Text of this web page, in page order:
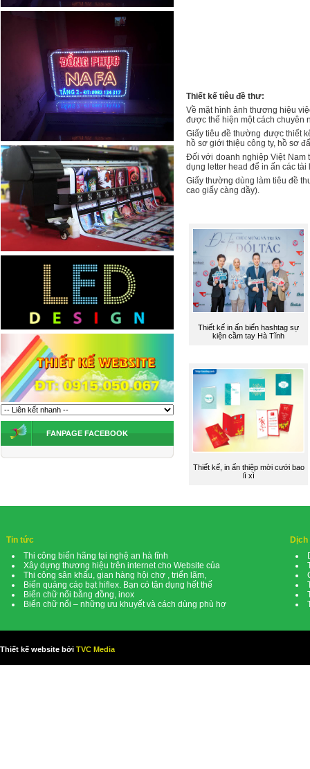
FANPAGE FACEBOOK
Thiết kế tiêu đề thư:
Về mặt hình ảnh thương hiệu
được thể hiện một cách chuyên
Giấy tiêu đề thường được thiết
hồ sơ giới thiệu công ty, hồ sơ
Đối với doanh nghiệp Việt Nam
dụng letter head để in ấn các
Giấy thường dùng làm tiêu đề
cao giấy càng dầy).
Thiết kế in ấn biển hashtag sự
kiện cầm tay Hà Tĩnh
Thiết kế, in ấn thiệp mời cưới bao
lì xì
Tin tức
Thi công biển hãng tại nghệ an hà tĩnh
Xây dựng thương hiệu trên internet cho Website của
Thi công sân khấu, gian hàng hội chợ , triển lãm,
Biển quảng cáo bạt hiflex. Bạn có tận dụng hết thế
Biển chữ nổi bằng đồng, inox
Biển chữ nổi – những ưu khuyết và cách dùng phù hợ
Dịch
Thiết kế website bởi TVC Media